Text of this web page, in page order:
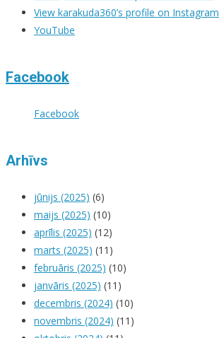
View karakuda360’s profile on Instagram
YouTube
Facebook
Facebook
Arhīvs
jūnijs (2025) (6)
maijs (2025) (10)
aprīlis (2025) (12)
marts (2025) (11)
februāris (2025) (10)
janvāris (2025) (11)
decembris (2024) (10)
novembris (2024) (11)